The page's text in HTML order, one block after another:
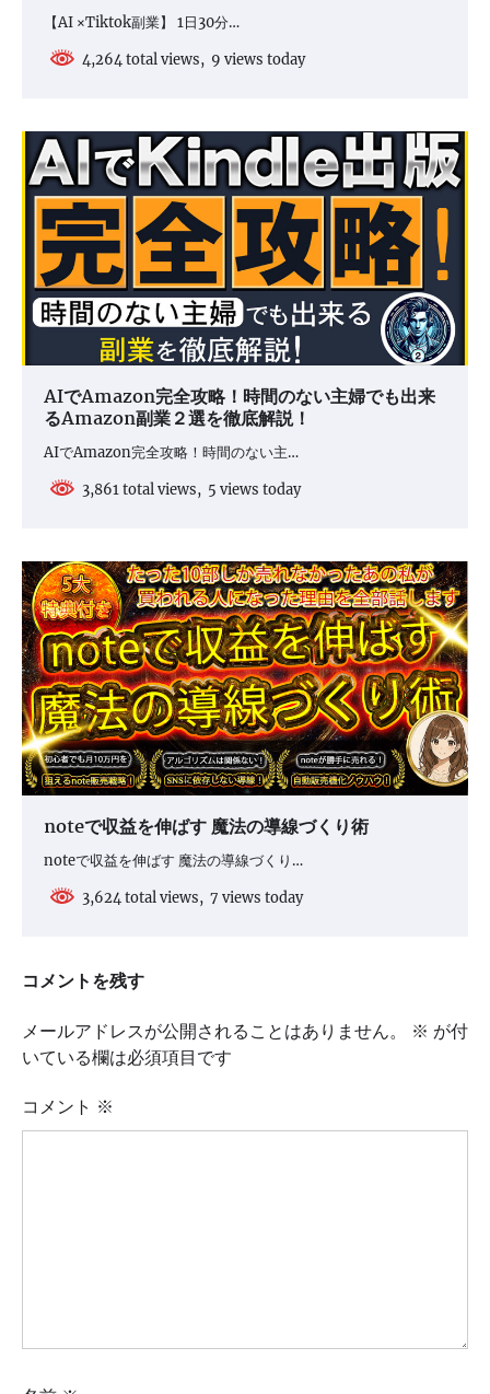
【AI ×Tiktok副業】 1日30分…
4,264 total views, 9 views today
AIでAmazon完全攻略！時間のない主婦でも出来
るAmazon副業２選を徹底解説！
AIでAmazon完全攻略！時間のない主…
3,861 total views, 5 views today
noteで収益を伸ばす 魔法の導線づくり術
noteで収益を伸ばす 魔法の導線づくり…
3,624 total views, 7 views today
コメントを残す
メールアドレスが公開されることはありません。 ※ が付
いている欄は必須項目です
コメント ※